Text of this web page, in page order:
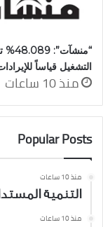
التشغيل قياساً
منذ 10 ساعات
Popular Posts
منذ 10 ساعات
التنمية
منذ 10 ساعات